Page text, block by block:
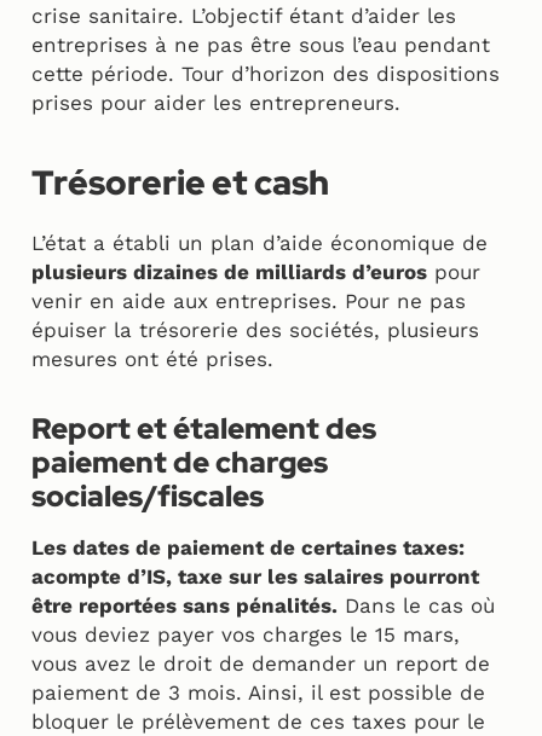
crise sanitaire. L’objectif étant d’aider les
entreprises à ne pas être sous l’eau pendant
cette période. Tour d’horizon des dispositions
prises pour aider les entrepreneurs.
Trésorerie et cash
L’état a établi un plan d’aide économique de
plusieurs dizaines de milliards d’euros pour
venir en aide aux entreprises. Pour ne pas
épuiser la trésorerie des sociétés, plusieurs
mesures ont été prises.
Report et étalement des
paiement de charges
sociales/fiscales
Les dates de paiement de certaines taxes:
acompte d’IS, taxe sur les salaires pourront
être reportées sans pénalités. Dans le cas où
vous deviez payer vos charges le 15 mars,
vous avez le droit de demander un report de
paiement de 3 mois. Ainsi, il est possible de
bloquer le prélèvement de ces taxes pour le